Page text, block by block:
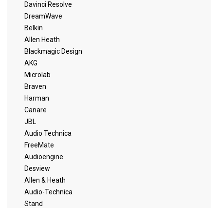
Davinci Resolve
DreamWave
Belkin
Allen Heath
Blackmagic Design
AKG
Microlab
Braven
Harman
Canare
JBL
Audio Technica
FreeMate
Audioengine
Desview
Allen & Heath
Audio-Technica
Stand